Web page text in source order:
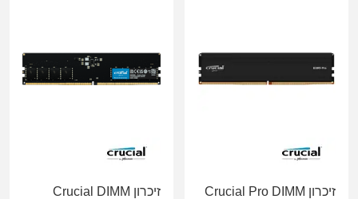
זיכרון Crucial Pro DIMM
זיכרון Crucial DIMM